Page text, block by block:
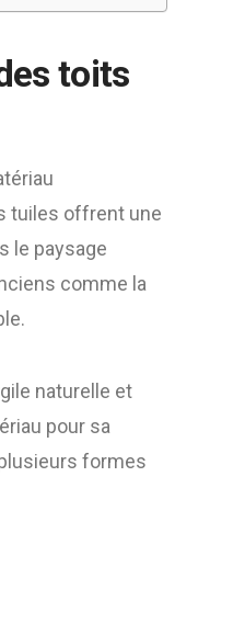
toits
tuiles offrent une
le paysage
comme la
naturelle et
pour sa
formes